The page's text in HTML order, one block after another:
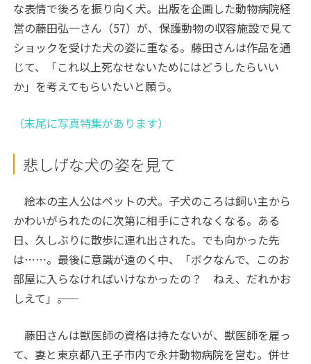
な表情で後ろを振り向く犬。出版を企画した動物病院経
営の藤田弘一さん（57）が、保護動物の収容施設で見て
ショックを受けた犬の姿に重なる。藤田さんは作品を通
じて、「これ以上死なせないためにはどうしたらいい
か」を考えてもらいたいと願う。
（末尾に写真特集があります）
悲しげな犬の姿を見て
絵本の主人公はペットの犬。子犬のころは飼い主から
かわいがられたのに次第に相手にされなくなる。ある
日、久しぶりに散歩に連れ出された。でも向かった先
は……。最後に意識が遠のく中、「ボクなんで、このお
部屋に入らなければいけなかったの？ ねえ、だれかお
しえて」――。
藤田さんは獣医師の資格は持たないが、獣医師を雇っ
て、妻と東京都八王子市内で永井動物病院を営む。併せ